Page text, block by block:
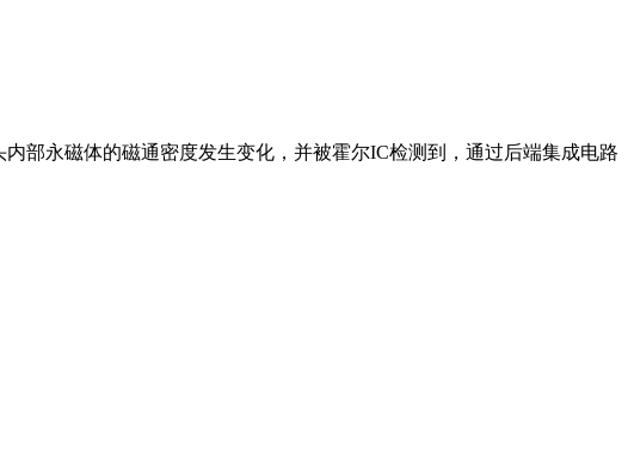
部永磁体的磁通密度发生变化，并被霍尔IC检测到，通过后端集成电路